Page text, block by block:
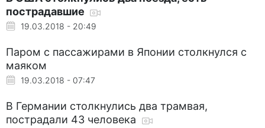
пострадавшие
19.03.2018 - 20:49
Паром с пассажирами в Японии столкнулся с
маяком
19.03.2018 - 07:47
В Германии столкнулись два трамвая,
пострадали 43 человека